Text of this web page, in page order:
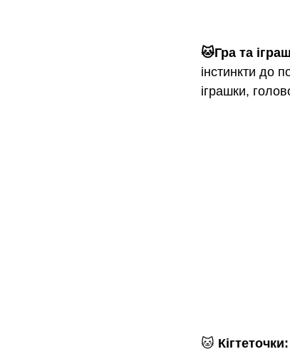
🐱Гра та
інстинкти до
іграшки,
🐱 Кігтеточки: